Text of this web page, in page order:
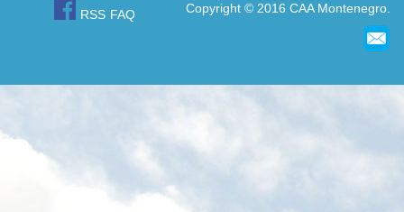
RSS FAQ Copyright © 2016 CAA Montenegro.